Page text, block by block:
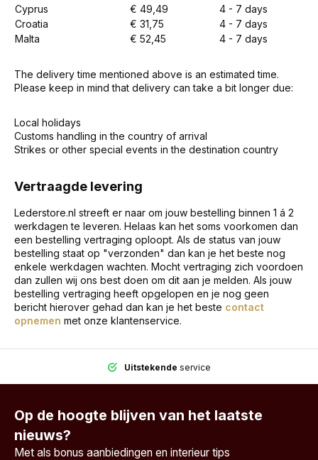
Cyprus
€ 49,49
4 - 7 days
Croatia
€ 31,75
4 - 7 days
Malta
€ 52,45 4 - 7 days
The delivery time mentioned above is an estimated time.
Please keep in mind that delivery can take a bit longer due:
Local holidays
Customs handling in the country of arrival
Strikes or other special events in the destination country
Vertraagde levering
Lederstore.nl streeft er naar om jouw bestelling binnen 1 á 2
werkdagen te leveren. Helaas kan het soms voorkomen dan
een bestelling vertraging oploopt. Als de status van jouw
bestelling staat op "verzonden" dan kan je het beste nog
enkele werkdagen wachten. Mocht vertraging zich voordoen
dan zullen wij ons best doen om dit aan je melden. Als jouw
bestelling vertraging heeft opgelopen en je nog geen
bericht hierover gehad dan kan je het beste contact
opnemen met onze klantenservice.
Uitstekende service
Op de hoogte blijven van het laatste
nieuws?
Met als bonus aanbiedingen en interieur tips